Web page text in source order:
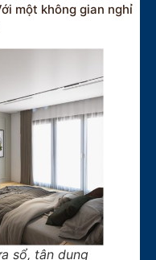
một không gian nghỉ
sổ, tận dụng